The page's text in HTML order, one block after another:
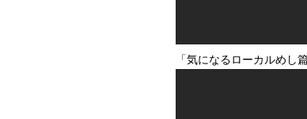
「気になるローカルめし篇